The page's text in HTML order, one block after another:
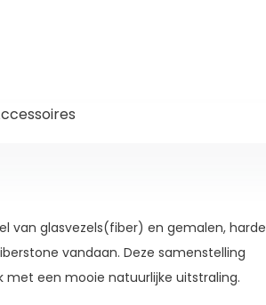
van glasvezels(fiber) en gemalen, harde
vandaan. Deze samenstelling
een mooie natuurlijke uitstraling.